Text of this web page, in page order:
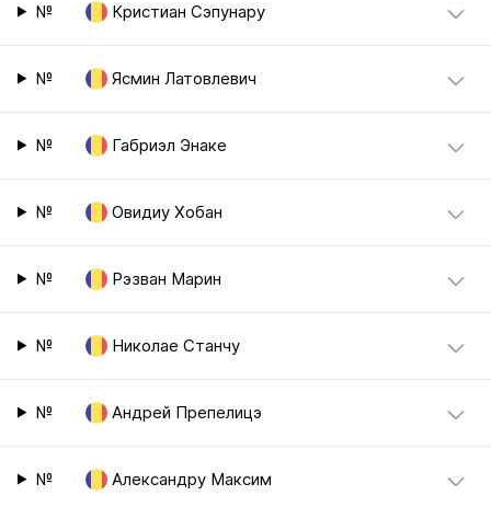
№ Кристиан Сэпунару
№ Ясмин Латовлевич
№ Габриэл Энаке
№ Овидиу Хобан
№ Рэзван Марин
№ Николае Станчу
№ Андрей Препелицэ
№ Александру Максим